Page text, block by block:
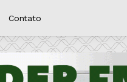
Contato